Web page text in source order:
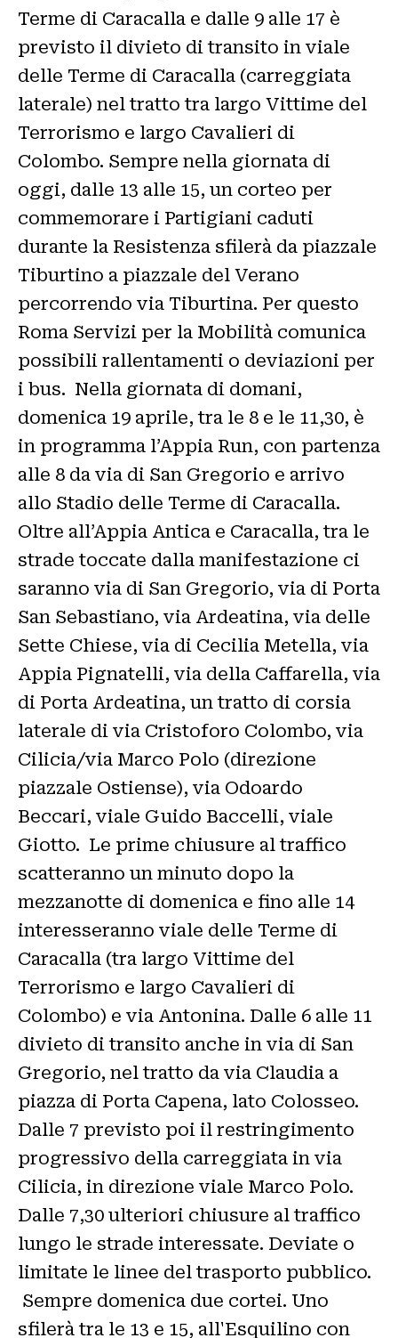
Terme di Caracalla e dalle 9 alle 17 è
previsto il divieto di transito in viale
delle Terme di Caracalla (carreggiata
laterale) nel tratto tra largo Vittime del
Terrorismo e largo Cavalieri di
Colombo. Sempre nella giornata di
oggi, dalle 13 alle 15, un corteo per
commemorare i Partigiani caduti
durante la Resistenza sfilerà da piazzale
Tiburtino a piazzale del Verano
percorrendo via Tiburtina. Per questo
Roma Servizi per la Mobilità comunica
possibili rallentamenti o deviazioni per
i bus. Nella giornata di domani,
domenica 19 aprile, tra le 8 e le 11,30, è
in programma l’Appia Run, con partenza
alle 8 da via di San Gregorio e arrivo
allo Stadio delle Terme di Caracalla.
Oltre all’Appia Antica e Caracalla, tra le
strade toccate dalla manifestazione ci
saranno via di San Gregorio, via di Porta
San Sebastiano, via Ardeatina, via delle
Sette Chiese, via di Cecilia Metella, via
Appia Pignatelli, via della Caffarella, via
di Porta Ardeatina, un tratto di corsia
laterale di via Cristoforo Colombo, via
Cilicia/via Marco Polo (direzione
piazzale Ostiense), via Odoardo
Beccari, viale Guido Baccelli, viale
Giotto. Le prime chiusure al traffico
scatteranno un minuto dopo la
mezzanotte di domenica e fino alle 14
interesseranno viale delle Terme di
Caracalla (tra largo Vittime del
Terrorismo e largo Cavalieri di
Colombo) e via Antonina. Dalle 6 alle 11
divieto di transito anche in via di San
Gregorio, nel tratto da via Claudia a
piazza di Porta Capena, lato Colosseo.
Dalle 7 previsto poi il restringimento
progressivo della carreggiata in via
Cilicia, in direzione viale Marco Polo.
Dalle 7,30 ulteriori chiusure al traffico
lungo le strade interessate. Deviate o
limitate le linee del trasporto pubblico.
Sempre domenica due cortei. Uno
sfilerà tra le 13 e 15, all'Esquilino con